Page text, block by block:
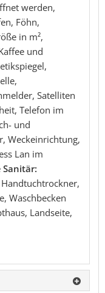
werden,
Föhn,
in m²,
und
Satelliten
Telefon im
und
Weckeinrichtung,
Lan im
Sanitär:
Waschbecken
Landseite,